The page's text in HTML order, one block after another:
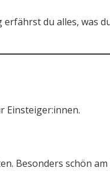
du alles, was
Einsteiger:innen.
Besonders schön